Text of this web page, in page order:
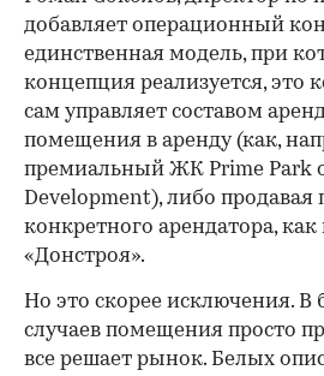
добавляет операционный
единственная модель, при
концепция реализуется, это
сам управляет составом
помещения в аренду (как,
премиальный ЖК Prime Park
Development), либо
конкретного арендатора,
«Донстроя».
Но это скорее исключения. В
случаев помещения просто
все решает рынок. Белых